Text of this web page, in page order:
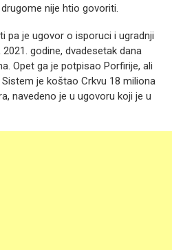
nije htio govoriti.
pa je ugovor o isporuci i ugradnji
godine, dvadesetak dana
Opet ga je potpisao Porfirije, ali
je koštao Crkvu 18 miliona
navedeno je u ugovoru koji je u